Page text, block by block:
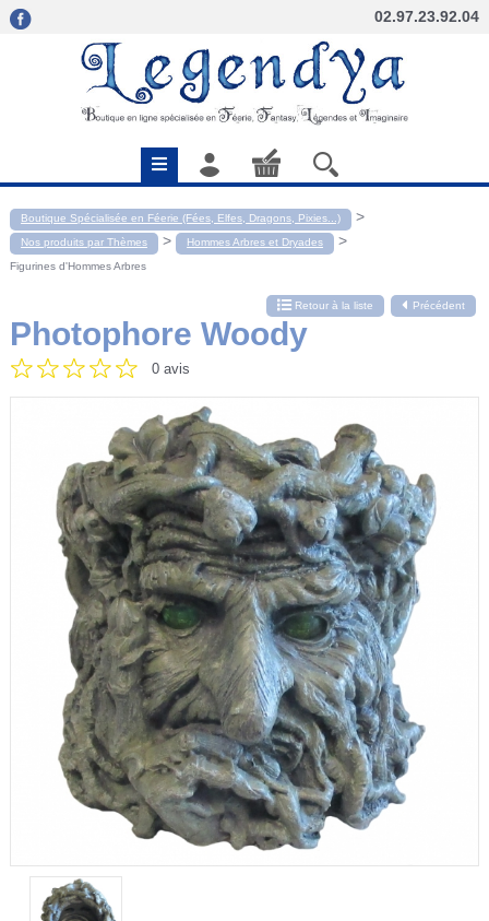
02.97.23.92.04
Boutique Spécialisée en Féerie (Fées, Elfes, Dragons, Pixies...) >
Nos produits par Thèmes > Hommes Arbres et Dryades >
Figurines d'Hommes Arbres
Retour à la liste Précédent
Photophore Woody
0 avis